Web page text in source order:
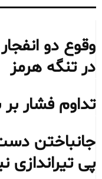
وقوع دو
در تنگه هرمز
تداوم فشار بر
جانباختن
پی تیراندازی